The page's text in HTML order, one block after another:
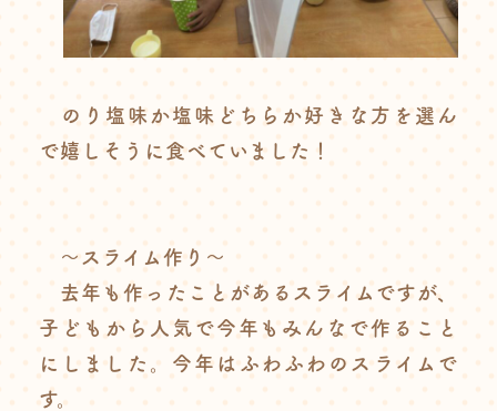
のり塩味か塩味どちらか好きな方を選ん
で嬉しそうに食べていました！
～スライム作り～
去年も作ったことがあるスライムですが、
子どもから人気で今年もみんなで作ること
にしました。今年はふわふわのスライムで
す。